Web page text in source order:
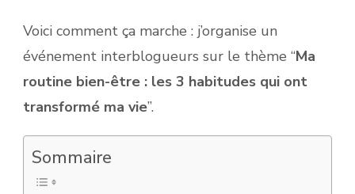
Voici comment ça marche : j’organise un
événement interblogueurs sur le thème “Ma
routine bien-être : les 3 habitudes qui ont
transformé ma vie”.
Sommaire